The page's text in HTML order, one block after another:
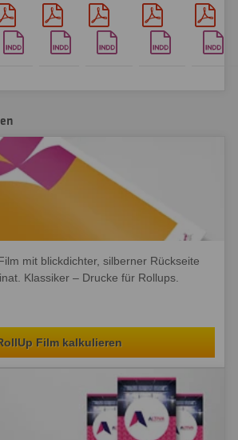
mit blickdichter, silberner Rückseite
Klassiker – Drucke für Rollups.
Film kalkulieren